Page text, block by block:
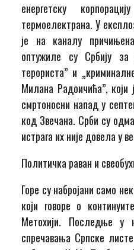
енергетску
термоелектрана. У
је на каналу
оптужиле су Србију за
терориста” и
Милана Радоичића”, који
смртоносни напад у
код Звечана. Срби су
истрага их није довела у
Политичка раван и
Горе су набројани само
који говоре о
Метохији. Последње у
спречавања Српске